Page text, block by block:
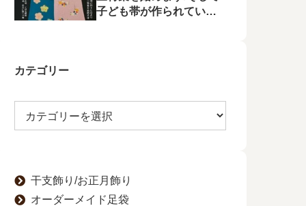
子ども帯が作られてい状
カテゴリー
干支飾り/お正月飾り
オーダーメイド足袋